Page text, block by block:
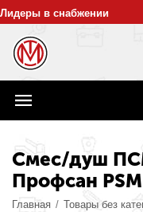
Лидеры в снабжении
Смес/душ
Профсан
Главная / Товары без